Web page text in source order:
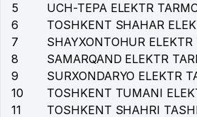
5
UCH-TEPA ELEKTR
6
TOSHKENT SHAHAR
7
SHAYXONTOHUR
8
SAMARQAND ELEKTR
9
SURXONDARYO ELEKTR
10
TOSHKENT TUMANI
11
TOSHKENT SHAHRI